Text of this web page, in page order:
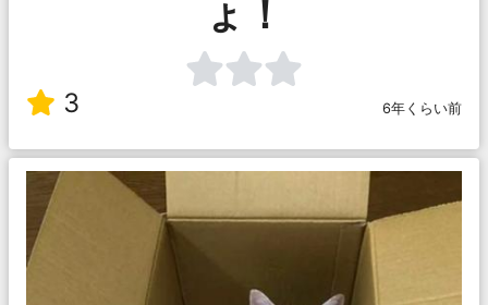
ょ！
3 6年くらい前